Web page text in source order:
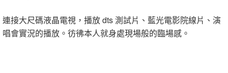
連接大尺碼液晶電視，播放 dts 測試片、藍光電影院線片、演
唱會實況的播放。彷彿本人就身處現場般的臨場感。